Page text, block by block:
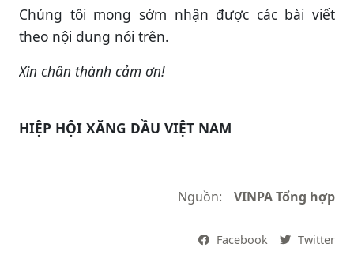
Chúng tôi mong sớm nhận được các bài viết
theo nội dung nói trên.
Xin chân thành cảm ơn!
HIỆP HỘI XĂNG DẦU VIỆT NAM
Nguồn: VINPA Tổng hợp
Facebook Twitter